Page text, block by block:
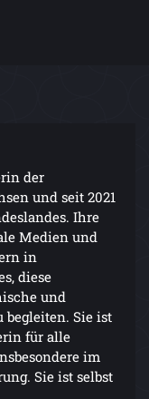
der
und seit 2021
Ihre
Medien und
in
diese
und
begleiten. Sie ist
für alle
im
Sie ist selbst